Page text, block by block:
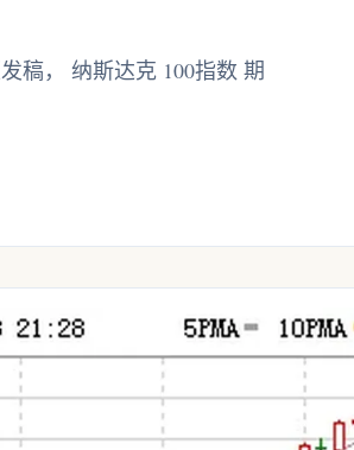
稿， 纳斯达克 100指数 期